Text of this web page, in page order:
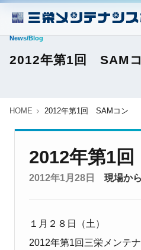
News/Blog
2012年第1回 SAM
HOME 2012年第1回 SAMコン
2012年第1
2012年1月28日 現場か
１月２８日（土）
2012年第1回三栄メンテ